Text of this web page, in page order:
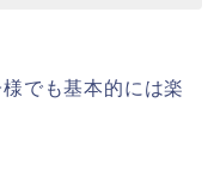
でも基本的には楽